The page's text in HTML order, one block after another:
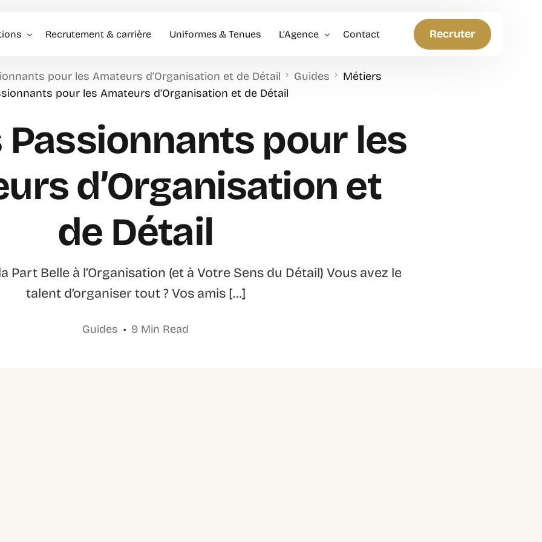
événementiel & Hôtes
Recrutement & carrière Uniformes & Tenues L’Agence
Politique RH
Contact Recruter
pour les Amateurs d’Organisation et de Détail Guides
Métiers
pour les Amateurs d’Organisation et de Détail
pour les
d’Organisation et
de Détail
Part Belle à l’Organisation (et à Votre Sens du Détail) Vous avez le
talent d’organiser tout ? Vos amis […]
Guides 9 Min Read